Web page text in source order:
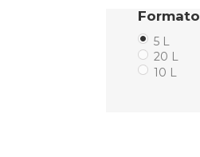
Formato
5 L
20 L
10 L